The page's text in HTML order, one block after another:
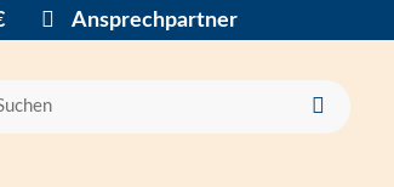
Ansprechpartner